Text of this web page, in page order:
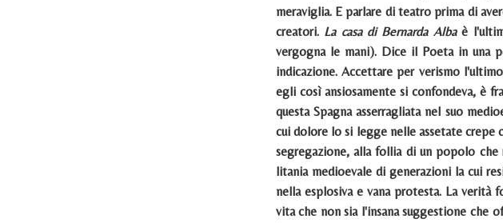
meraviglia. E parlare di teatro prima di
creatori. La casa di Bernarda Albaè
vergogna le mani). Dice il Poeta in una
indicazione. Accettare per verismo
egli così ansiosamente si confondeva, è
questa Spagna asserragliata nel suo
cui dolore lo si legge nelle assetate crepe
segregazione, alla follia di un popolo
litania medioevale di generazioni la cui
nella esplosiva e vana protesta. La verità
vita che non sia l'insana suggestione che